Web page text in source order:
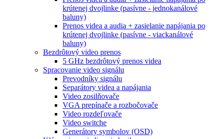
krútenej dvojlinke (pasívne - jednokanálové
baluny)
Prenos videa a audia + zasielanie napájania po
krútenej dvojlinke (pasívne - viackanálové
baluny)
Bezdrôtový video prenos
5 GHz bezdrôtový prenos videa
Spracovanie video signálu
Prevodníky signálu
Separátory videa a napájania
Video zosilňovače
VGA prepínače a rozbočovače
Video rozdeľovače
Video switche
Generátory symbolov (OSD)